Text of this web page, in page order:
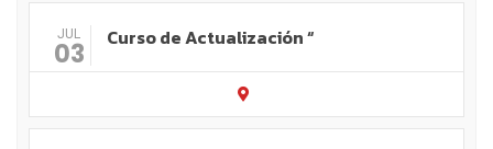
JUL
03 Curso de Actualización “